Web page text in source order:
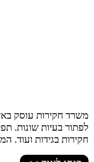
משרד חקירות עוסק
לפתור בעיות שונות.
חקירות בגידות ועוד.